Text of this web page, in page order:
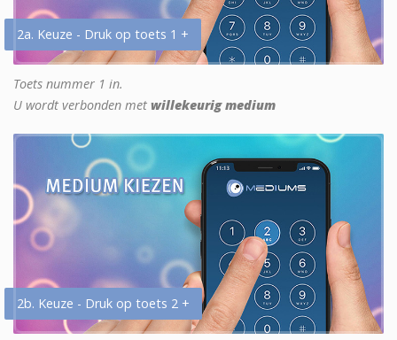
2a. Keuze - Druk op toets 1 +
Toets nummer 1 in.
U wordt verbonden met willekeurig medium
2b. Keuze - Druk op toets 2 +